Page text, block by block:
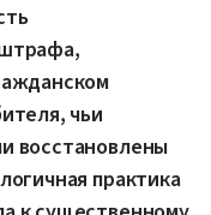
чьи
восстановлены
практика